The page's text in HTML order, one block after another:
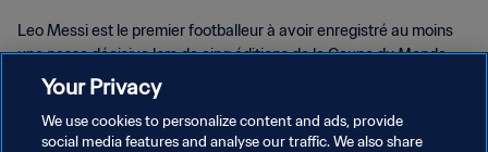
Leo Messi est le premier footballeur à avoir enregistré au moins
une passe décisive lors de cinq éditions de la Coupe du Monde.
Your Privacy
We use cookies to personalize content and ads, provide
social media features and analyse our traffic. We also share